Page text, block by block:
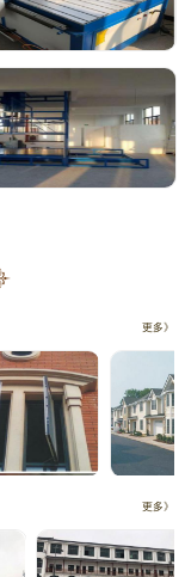
更多》
更多》